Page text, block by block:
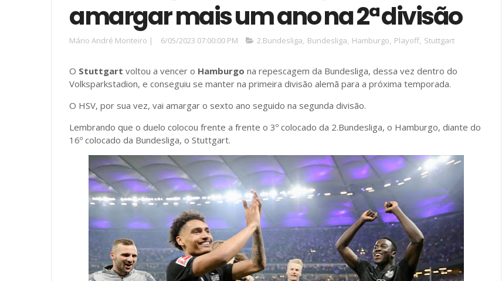
amargar mais um ano na 2ª divisão
Mário André Monteiro | 6/05/2023 07:00:00 PM 2.Bundesliga, Bundesliga, Hamburgo, Playoff, Stuttgart
O Stuttgart voltou a vencer o Hamburgo na repescagem da Bundesliga, dessa vez dentro do
Volksparkstadion, e conseguiu se manter na primeira divisão alemã para a próxima temporada.
O HSV, por sua vez, vai amargar o sexto ano seguido na segunda divisão.
Lembrando que o duelo colocou frente a frente o 3º colocado da 2.Bundesliga, o Hamburgo, diante do
16º colocado da Bundesliga, o Stuttgart.